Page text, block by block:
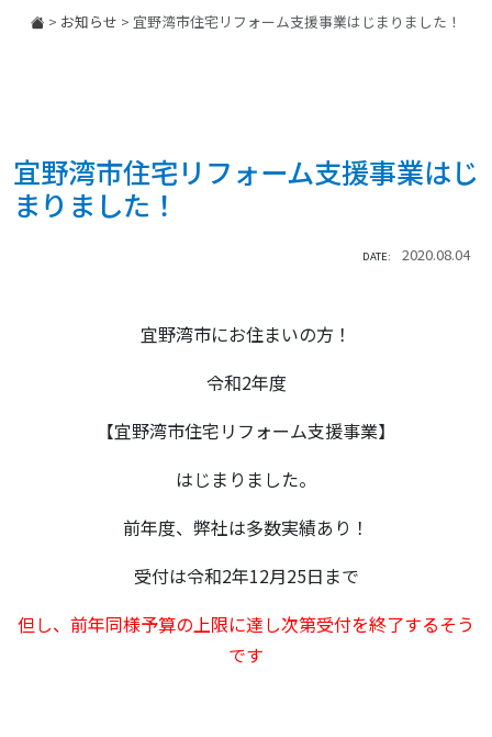
> お知らせ > 宜野湾市住宅リフォーム支援事業はじまりました！
宜野湾市住宅リフォーム支援事業はじ
まりました！
DATE: 2020.08.04
宜野湾市にお住まいの方！
令和2年度
【宜野湾市住宅リフォーム支援事業】
はじまりました。
前年度、弊社は多数実績あり！
受付は令和2年12月25日まで
但し、前年同様予算の上限に達し次第受付を終了するそう
です